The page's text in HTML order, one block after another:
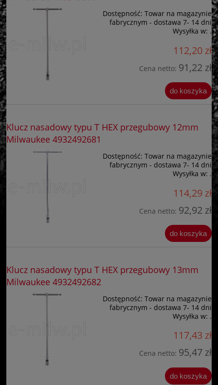
Dostępność: Towar na magazynie
fabrycznym - dostawa 7- 14 dni
Wysyłka w: .
112,20 zł
Cena netto: 91,22 zł
do koszyka
Klucz nasadowy typu T HEX przegubowy 12mm
Milwaukee 4932492681
Dostępność: Towar na magazynie
fabrycznym - dostawa 7- 14 dni
Wysyłka w: .
114,29 zł
Cena netto: 92,92 zł
do koszyka
Klucz nasadowy typu T HEX przegubowy 13mm
Milwaukee 4932492682
Dostępność: Towar na magazynie
fabrycznym - dostawa 7- 14 dni
Wysyłka w: .
117,43 zł
Cena netto: 95,47 zł
do koszyka